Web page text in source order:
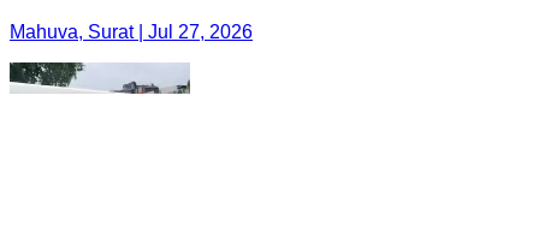
Mahuva, Surat | Jul 27, 2026